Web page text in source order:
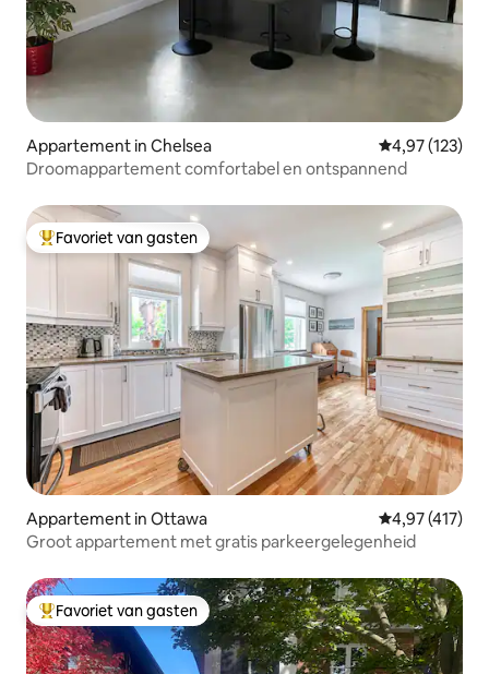
Appartement in Chelsea Gemiddelde
4,97 (123)
Droomappartement comfortabel en ontspannend
Topfavoriet van gasten
Favoriet van gasten
Appartement in Ottawa Gemiddelde
4,97 (417)
Groot appartement met gratis parkeergelegenheid
Topfavoriet van gasten
Favoriet van gasten